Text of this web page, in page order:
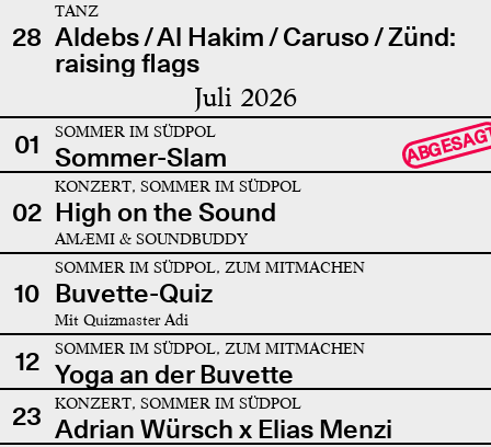
28
TANZ
Aldebs / Al Hakim / Caruso / Zünd:
raising flags
Juli 2026
01 SOMMER IM SÜDPOL
Sommer-Slam
02
KONZERT, SOMMER IM SÜDPOL
High on the Sound
AMÆMI & SOUNDBUDDY
10
SOMMER IM SÜDPOL, ZUM MITMACHEN
Buvette-Quiz
Mit Quizmaster Adi
12 SOMMER IM SÜDPOL, ZUM MITMACHEN
Yoga an der Buvette
23
KONZERT, SOMMER IM SÜDPOL
Adrian Würsch x Elias Menzi